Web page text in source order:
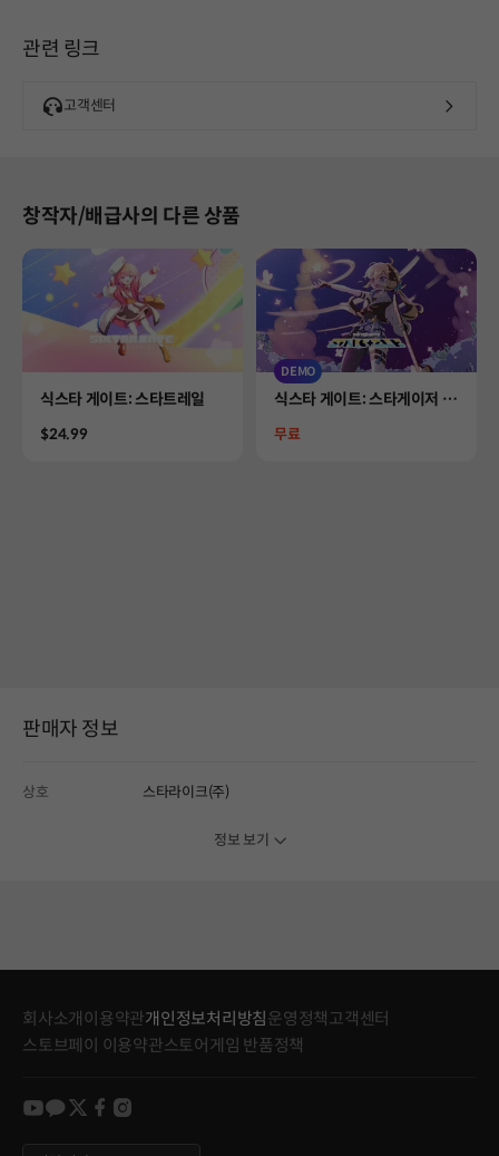
관련 링크
고객센터
창작자/배급사의 다른 상품
Product
식스타 게이트: 스타트레일
Price
$24.99
DEMO
Product
식스타 게이트: 스타게이저 D
Price
무료
판매자 정보
상호 스타라이크(주)
정보 보기
회사소개 이용약관개인정보처리방침 운영정책고객센터
스토브페이 이용약관스토어게임 반품정책
youtube
kakao
twitter
facebook
instagram